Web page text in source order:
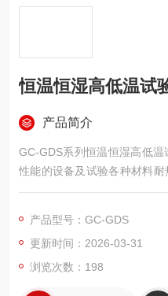
恒温恒湿高低温试
产品简介
GC-GDS系列恒温恒湿高低
性能的设备及试验各种材料耐
电子、电器、通讯、仪表、
产品型号：GC-GDS
更新时间：2026-03-31
浏览次数：198